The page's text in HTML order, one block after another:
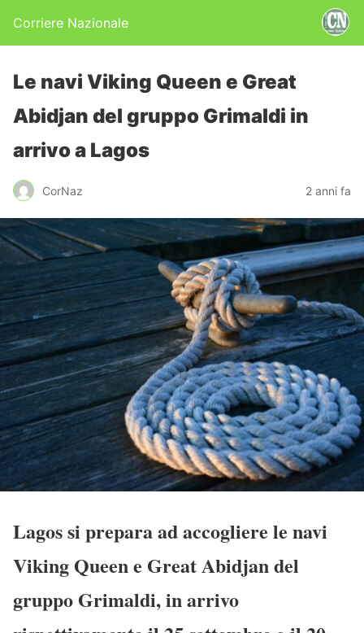
Corriere Nazionale
Le navi Viking Queen e Great
Abidjan del gruppo Grimaldi in
arrivo a Lagos
CorNaz 2 anni fa
Lagos si prepara ad accogliere le navi
Viking Queen e Great Abidjan del
gruppo Grimaldi, in arrivo